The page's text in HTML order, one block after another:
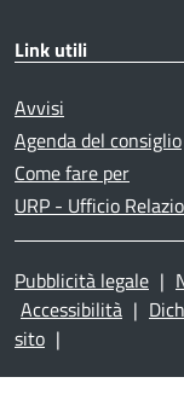
Link utili
Avvisi
Agenda del consiglio
Come fare per
URP - Ufficio
Pubblicità legale |
Accessibilità |
sito |